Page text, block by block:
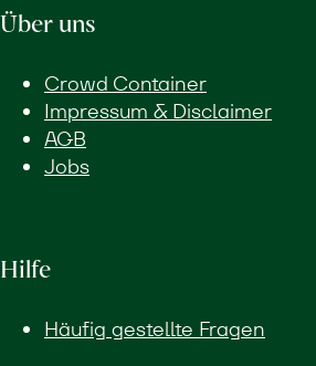
Über uns
Crowd Container
Impressum & Disclaimer
AGB
Jobs
Hilfe
Häufig gestellte Fragen